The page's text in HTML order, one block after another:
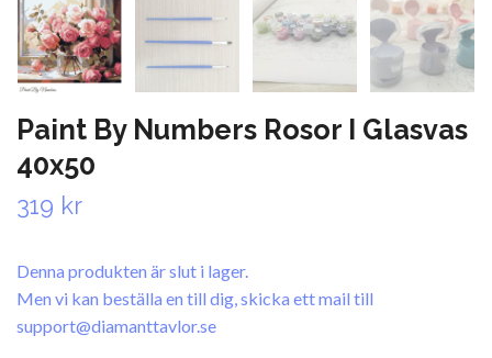
Paint By Numbers Rosor I Glasvas
40x50
319 kr
Denna produkten är slut i lager.
Men vi kan beställa en till dig, skicka ett mail till
support@diamanttavlor.se